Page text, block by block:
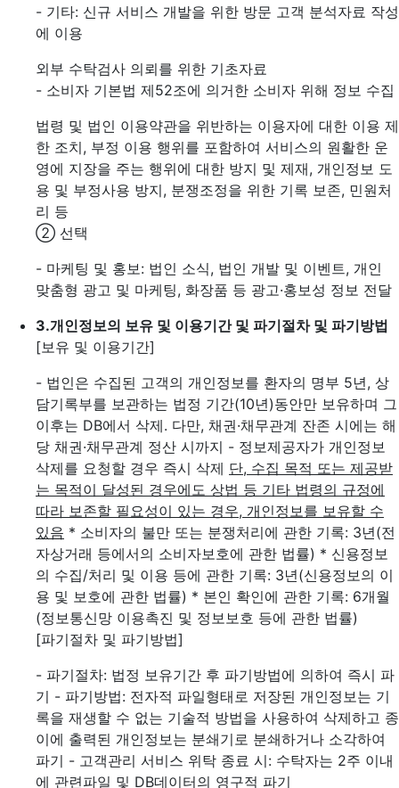
- 기타: 신규 서비스 개발을 위한 방문 고객 분석자료 작성
에 이용
외부 수탁검사 의뢰를 위한 기초자료
- 소비자 기본법 제52조에 의거한 소비자 위해 정보 수집
법령 및 법인 이용약관을 위반하는 이용자에 대한 이용 제
한 조치, 부정 이용 행위를 포함하여 서비스의 원활한 운
영에 지장을 주는 행위에 대한 방지 및 제재, 개인정보 도
용 및 부정사용 방지, 분쟁조정을 위한 기록 보존, 민원처
리 등
② 선택
- 마케팅 및 홍보: 법인 소식, 법인 개발 및 이벤트, 개인
맞춤형 광고 및 마케팅, 화장품 등 광고·홍보성 정보 전달
3.개인정보의 보유 및 이용기간 및 파기절차 및 파기방법
[보유 및 이용기간]
- 법인은 수집된 고객의 개인정보를 환자의 명부 5년, 상
담기록부를 보관하는 법정 기간(10년)동안만 보유하며 그
이후는 DB에서 삭제. 다만, 채권·채무관계 잔존 시에는 해
당 채권·채무관계 정산 시까지 - 정보제공자가 개인정보
삭제를 요청할 경우 즉시 삭제 단, 수집 목적 또는 제공받
는 목적이 달성된 경우에도 상법 등 기타 법령의 규정에
따라 보존할 필요성이 있는 경우, 개인정보를 보유할 수
있음 * 소비자의 불만 또는 분쟁처리에 관한 기록: 3년(전
자상거래 등에서의 소비자보호에 관한 법률) * 신용정보
의 수집/처리 및 이용 등에 관한 기록: 3년(신용정보의 이
용 및 보호에 관한 법률) * 본인 확인에 관한 기록: 6개월
(정보통신망 이용촉진 및 정보보호 등에 관한 법률)
[파기절차 및 파기방법]
- 파기절차: 법정 보유기간 후 파기방법에 의하여 즉시 파
기 - 파기방법: 전자적 파일형태로 저장된 개인정보는 기
록을 재생할 수 없는 기술적 방법을 사용하여 삭제하고 종
이에 출력된 개인정보는 분쇄기로 분쇄하거나 소각하여
파기 - 고객관리 서비스 위탁 종료 시: 수탁자는 2주 이내
에 관련파일 및 DB데이터의 영구적 파기